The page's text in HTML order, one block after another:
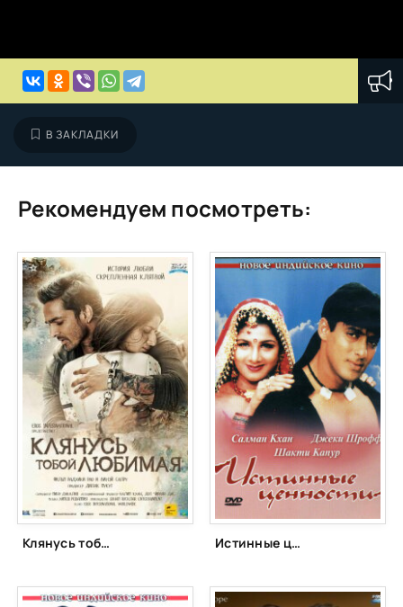
В ЗАКЛАДКИ
Рекомендуем посмотреть:
Клянусь тобой, любимая (2016) Истинные ценности (1998)